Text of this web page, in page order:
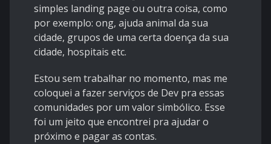
simples landing page ou outra coisa, como
por exemplo: ong, ajuda animal da sua
cidade, grupos de uma certa doença da sua
cidade, hospitais etc.
Estou sem trabalhar no momento, mas me
coloquei a fazer serviços de Dev pra essas
comunidades por um valor simbólico. Esse
foi um jeito que encontrei pra ajudar o
próximo e pagar as contas.